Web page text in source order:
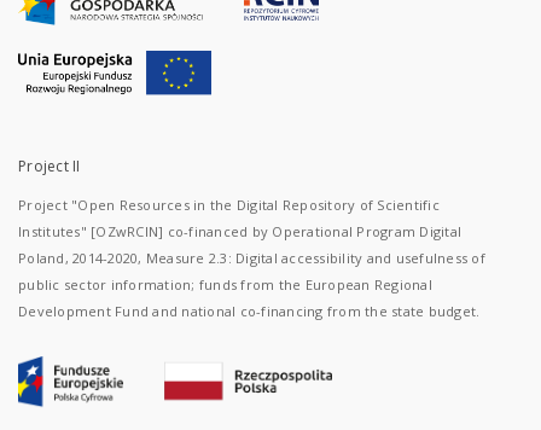
Project II
Project "Open Resources in the Digital Repository of Scientific
Institutes" [OZwRCIN] co-financed by Operational Program Digital
Poland, 2014-2020, Measure 2.3: Digital accessibility and usefulness of
public sector information; funds from the European Regional
Development Fund and national co-financing from the state budget.